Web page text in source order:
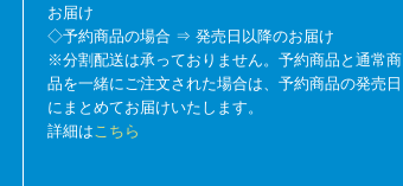
お届け
◇予約商品の場合 ⇒ 発売日以降のお届け
※分割配送は承っておりません。予約商品と通常商
品を一緒にご注文された場合は、予約商品の発売日
にまとめてお届けいたします。
詳細はこちら